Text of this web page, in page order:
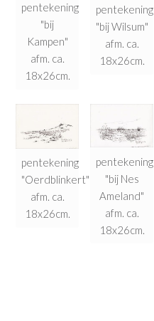
pentekening
"bij
Kampen"
afm. ca.
18x26cm.
pentekening
"bij Wilsum"
afm. ca.
18x26cm.
pentekening
"Oerdblinkert"
afm. ca.
18x26cm.
pentekening
"bij Nes
Ameland"
afm. ca.
18x26cm.